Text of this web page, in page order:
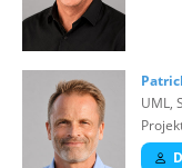
UML,